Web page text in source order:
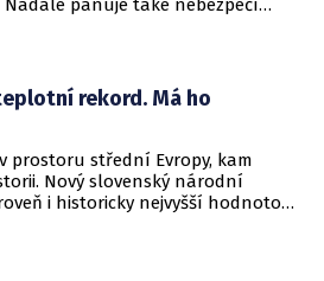
panuje také nebezpečí
rekord. Má ho
prostoru střední Evropy, kam
Nový slovenský národní
i historicky nejvyšší hodnotou